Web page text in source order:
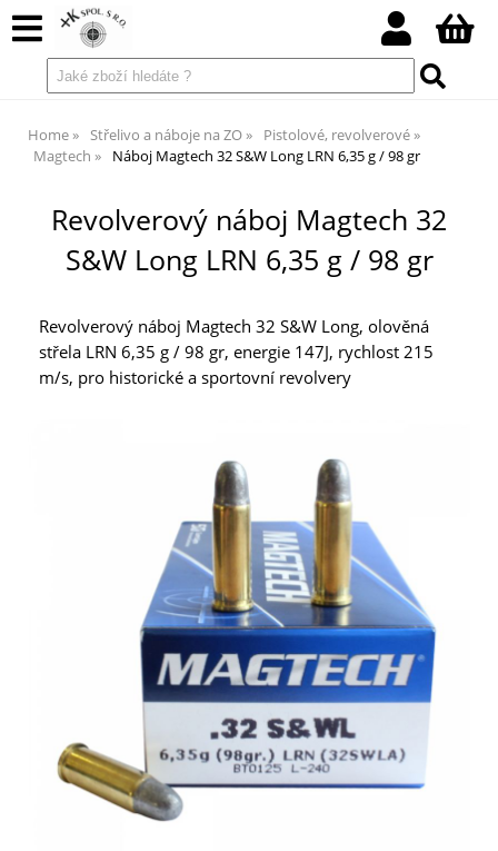
Home Střelivo a náboje na ZO
Pistolové, revolverové
Magtech
Náboj Magtech 32 S&W Long LRN 6,35 g / 98 gr
Revolverový náboj Magtech 32
S&W Long LRN 6,35 g / 98 gr
Revolverový náboj Magtech 32 S&W Long, olověná
střela LRN 6,35 g / 98 gr, energie 147J, rychlost 215
m/s, pro historické a sportovní revolvery